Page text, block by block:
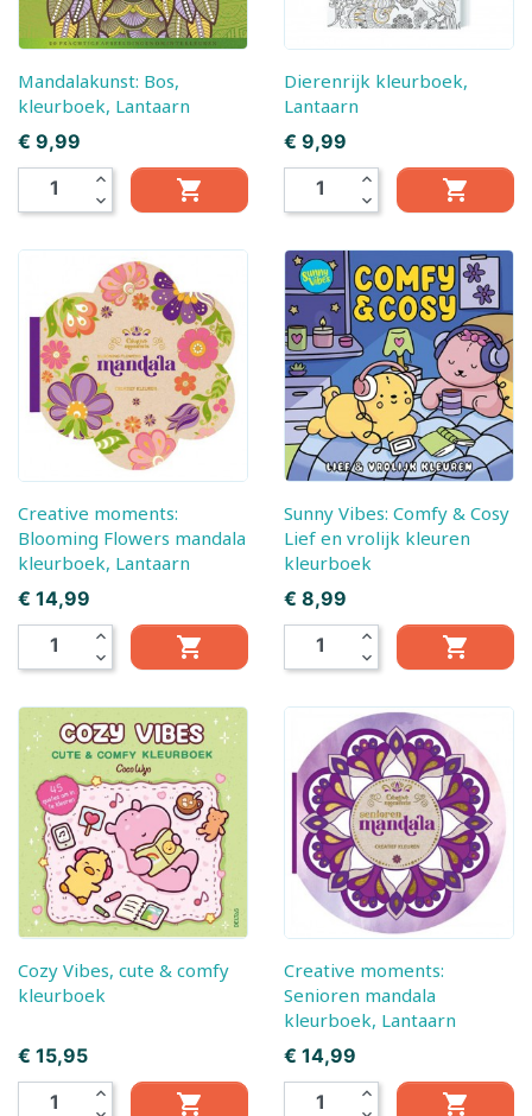
Mandalakunst: Bos,
kleurboek, Lantaarn
Prijs
€ 9,99
expand_less
expand_more

Dierenrijk kleurboek,
Lantaarn
Prijs
€ 9,99
expand_less
expand_more

Creative moments:
Blooming Flowers mandala
kleurboek, Lantaarn
Prijs
€ 14,99
expand_less
expand_more

Sunny Vibes: Comfy & Cosy
Lief en vrolijk kleuren
kleurboek
Prijs
€ 8,99
expand_less
expand_more

Cozy Vibes, cute & comfy
kleurboek
Prijs
€ 15,95
expand_less

Creative moments:
Senioren mandala
kleurboek, Lantaarn
Prijs
€ 14,99
expand_less
